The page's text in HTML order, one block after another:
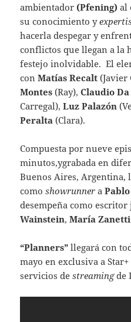
ambientador (Pfening) al
su conocimiento y
hacerla despegar y
conflictos que llegan a la
festejo inolvidable. El
conMatías Recalt
Montes(Ray), Claudio
Carregal), Luz Palazón
Peralta (Clara).
Compuesta por nueve
minutos,ygrabada en
Buenos Aires, Argentina,
comoshowrunner a Pablo
desempeña como
Wainstein, María
“Planners”llegará con
mayo en exclusiva a
servicios destreamingde